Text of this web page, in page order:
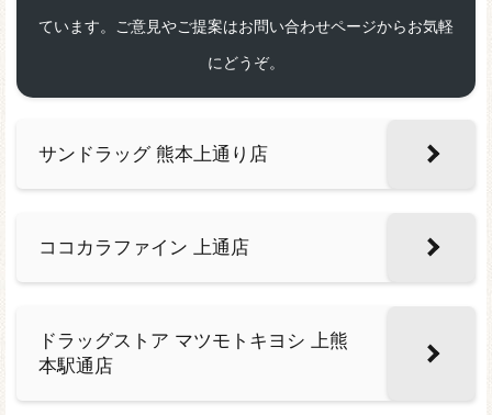
ています。ご意見やご提案はお問い合わせページからお気軽
にどうぞ。
サンドラッグ 熊本上通り店
ココカラファイン 上通店
ドラッグストア マツモトキヨシ 上熊
本駅通店